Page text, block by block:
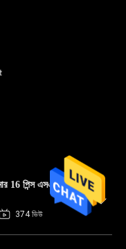
16 পিন্স এসএমটি
374 ভিউ